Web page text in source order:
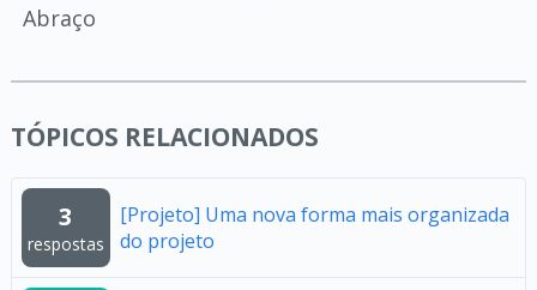
Abraço
TÓPICOS RELACIONADOS
3
respostas
[Projeto] Uma nova forma mais organizada
do projeto